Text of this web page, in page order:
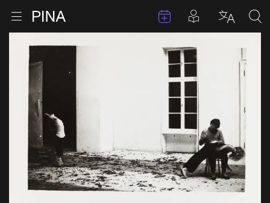
Ouvrir le menu Retour à la page d'accueil Évenements
Articles en